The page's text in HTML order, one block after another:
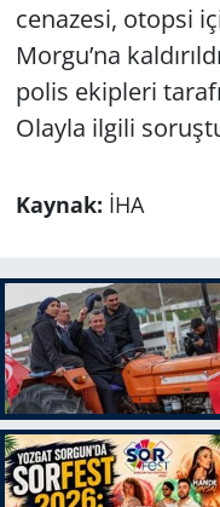
cenazesi, otopsi
Morgu’na
polis ekipleri
Olayla ilgili
Kaynak: İHA